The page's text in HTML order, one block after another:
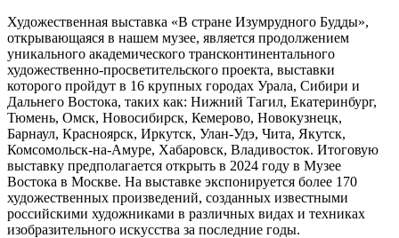
Художественная выставка «В стране Изумрудного Будды»,
открывающаяся в нашем музее, является продолжением
уникального академического трансконтинентального
художественно-просветительского проекта, выставки
которого пройдут в 16 крупных городах Урала, Сибири и
Дальнего Востока, таких как: Нижний Тагил, Екатеринбург,
Тюмень, Омск, Новосибирск, Кемерово, Новокузнецк,
Барнаул, Красноярск, Иркутск, Улан-Удэ, Чита, Якутск,
Комсомольск-на-Амуре, Хабаровск, Владивосток. Итоговую
выставку предполагается открыть в 2024 году в Музее
Востока в Москве. На выставке экспонируется более 170
художественных произведений, созданных известными
российскими художниками в различных видах и техниках
изобразительного искусства за последние годы.